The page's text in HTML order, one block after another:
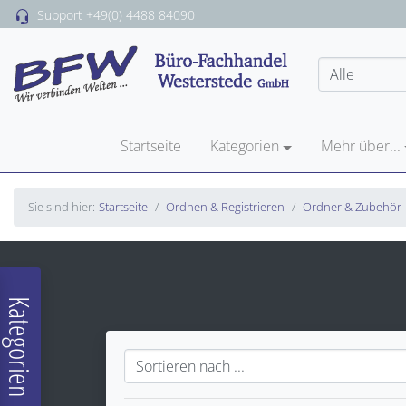
Support +49(0) 4488 84090
Startseite Kategorien Mehr über...
Sie sind hier: Startseite Ordnen & Registrieren Ordner & Zubehör
Kategorien